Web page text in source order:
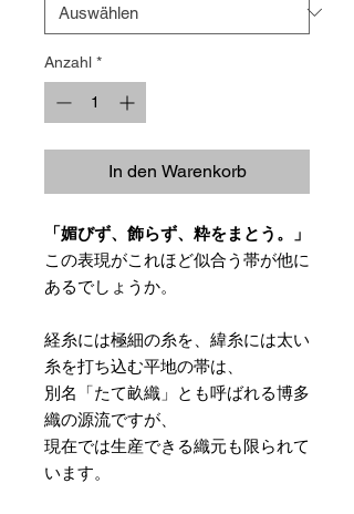
Anzahl *
In den Warenkorb
「媚びず、飾らず、粋をまとう。」
この表現がこれほど似合う帯が他に
あるでしょうか。
経糸には極細の糸を、緯糸には太い
糸を打ち込む平地の帯は、
別名「たて畝織」とも呼ばれる博多
織の源流ですが、
現在では生産できる織元も限られて
います。